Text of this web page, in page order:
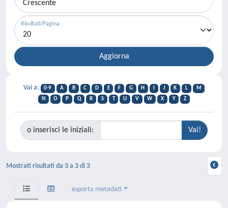
Risultati/Pagina
Vai a: 0-9 A B C D E F G H J K L
M
N
O P Q R S T U V W X Y Z
o inserisci le iniziali:
Mostrati risultati da 3 a 3 di 3
esporta metadati